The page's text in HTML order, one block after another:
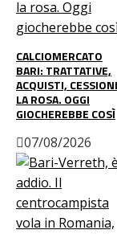
CALCIOMERCATO
BARI: TRATTATIVE,
ACQUISTI,
LA ROSA. OGGI
GIOCHEREBBE COSÌ
07/08/2026